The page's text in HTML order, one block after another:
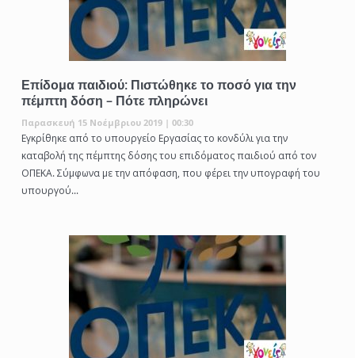
Επίδομα παιδιού: Πιστώθηκε το ποσό για την
πέμπτη δόση – Πότε πληρώνει
Παρασκευή 15 Νοέμβριου 2019 | 00:30
Εγκρίθηκε από το υπουργείο Εργασίας το κονδύλι για την
καταβολή της πέμπτης δόσης του επιδόματος παιδιού από τον
ΟΠΕΚΑ. Σύμφωνα με την απόφαση, που φέρει την υπογραφή του
υπουργού...